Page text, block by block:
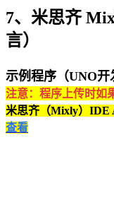
7、米思齐
言）
示例程序（UNO开
注意：程序上传时如
米思齐（Mixly）IDE
查看